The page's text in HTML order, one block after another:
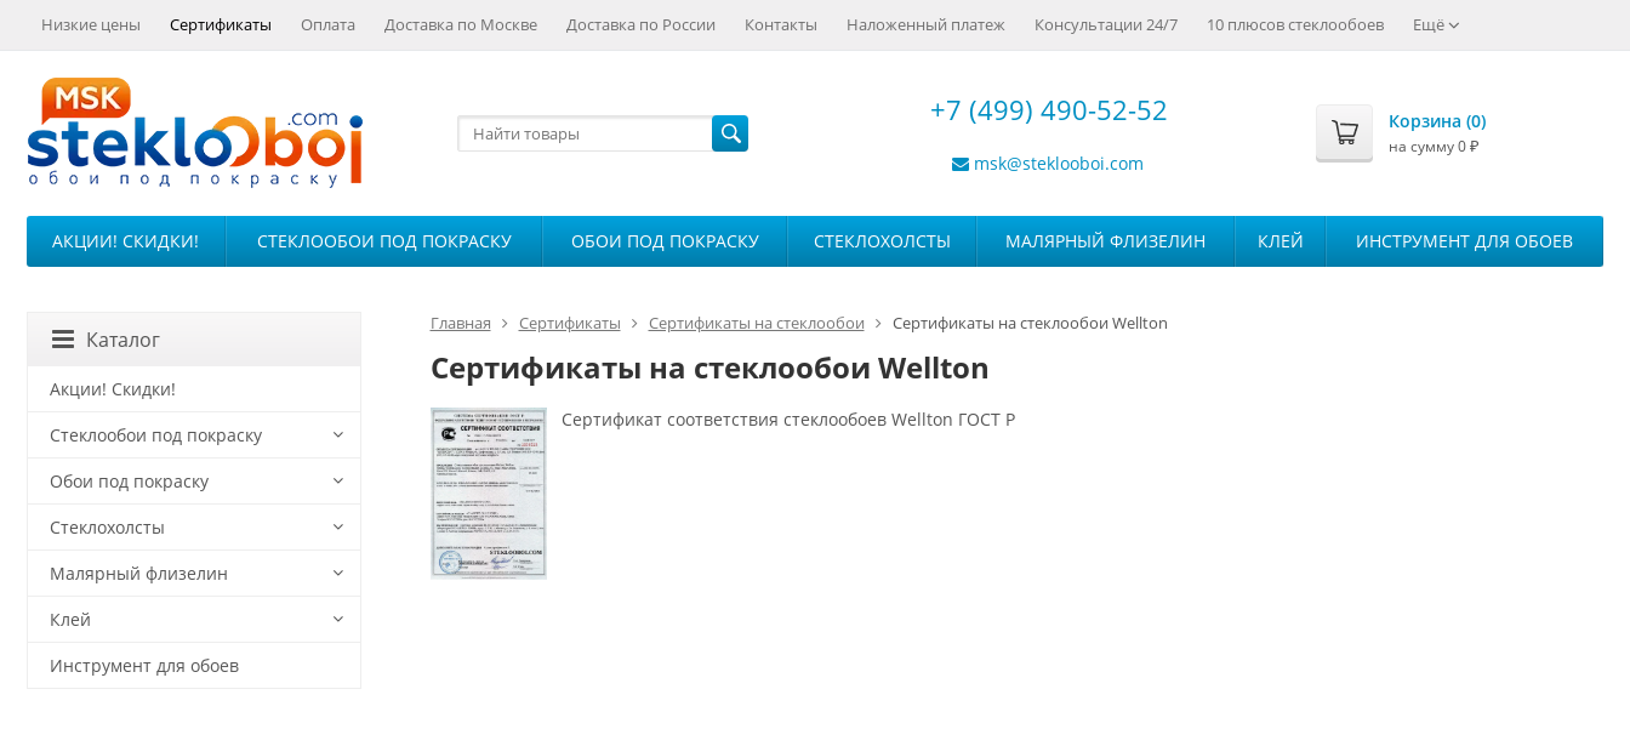
Низкие цены Сертификаты Оплата Доставка по Москве Доставка по России Контакты Наложенный платеж Консультации 24/7 10 плюсов стеклообоев Ещё
+7 (499) 490-52-52
msk@steklooboi.com
Корзина (0)
на сумму0 ₽
АКЦИИ! СКИДКИ! СТЕКЛООБОИ ПОД ПОКРАСКУ ОБОИ ПОД ПОКРАСКУ СТЕКЛОХОЛСТЫ МАЛЯРНЫЙ ФЛИЗЕЛИН КЛЕЙ ИНСТРУМЕНТ ДЛЯ ОБОЕВ
Главная Сертификаты Сертификаты на стеклообои Сертификаты на стеклообои Wellton
Сертификаты на стеклообои Wellton
Сертификат соответствия стеклообоев Wellton ГОСТ Р
Каталог
Акции! Скидки!
Стеклообои под покраску
Обои под покраску
Стеклохолсты
Малярный флизелин
Клей
Инструмент для обоев